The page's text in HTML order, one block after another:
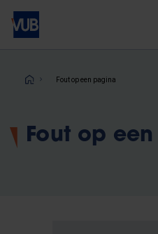
Overslaan
naar
inhoud
Fout op een pagina
Fout op